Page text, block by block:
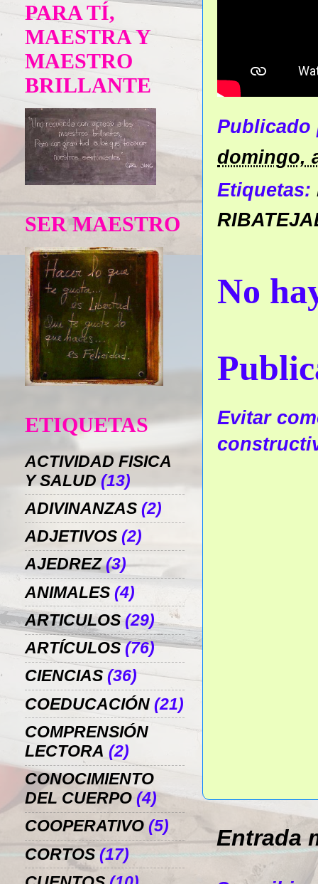
domingo,
Etiquetas:
No
Evitar
Entrada
PARA TÍ,
MAESTRA Y
MAESTRO
BRILLANTE
SER MAESTRO
ETIQUETAS
ACTIVIDAD FISICA
Y SALUD (13)
ADIVINANZAS (2)
ADJETIVOS (2)
AJEDREZ (3)
ANIMALES (4)
ARTICULOS (29)
ARTÍCULOS (76)
CIENCIAS (36)
COEDUCACIÓN (21)
COMPRENSIÓN
LECTORA (2)
CONOCIMIENTO
DEL CUERPO (4)
COOPERATIVO (5)
CORTOS (17)